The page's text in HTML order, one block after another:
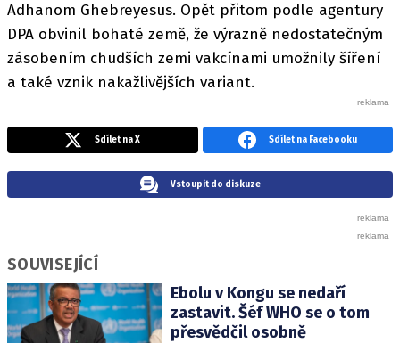
Adhanom Ghebreyesus. Opět přitom podle agentury
DPA obvinil bohaté země, že výrazně nedostatečným
zásobením chudších zemi vakcínami umožnily šíření
a také vznik nakažlivějších variant.
Sdílet na X Sdílet na Facebooku
Vstoupit do diskuze
SOUVISEJÍCÍ
Ebolu v Kongu se nedaří
zastavit. Šéf WHO se o tom
přesvědčil osobně